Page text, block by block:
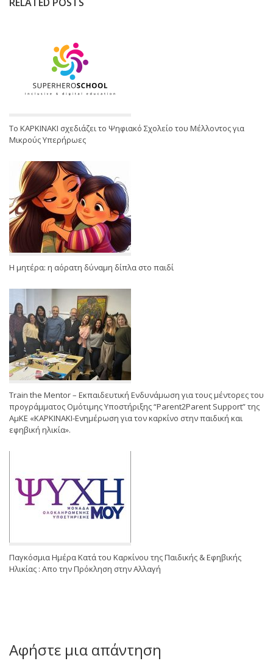
Το ΚΑΡΚΙΝΑΚΙ σχεδιάζει το Ψηφιακό Σχολείο του Μέλλοντος για
Μικρούς Υπερήρωες
Η μητέρα: η αόρατη δύναμη δίπλα στο παιδί
Train the Mentor – Εκπαιδευτική Ενδυνάμωση για τους μέντορες του
προγράμματος Ομότιμης Υποστήριξης “Parent2Parent Support” της
ΑμΚΕ «ΚΑΡΚΙΝΑΚΙ-Ενημέρωση για τον καρκίνο στην παιδική και
εφηβική ηλικία».
Παγκόσμια Ημέρα Κατά του Καρκίνου της Παιδικής & Εφηβικής
Ηλικίας : Απο την Πρόκληση στην Αλλαγή
Αφήστε μια απάντηση